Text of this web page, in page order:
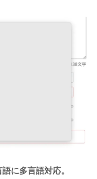
に多言語対応。